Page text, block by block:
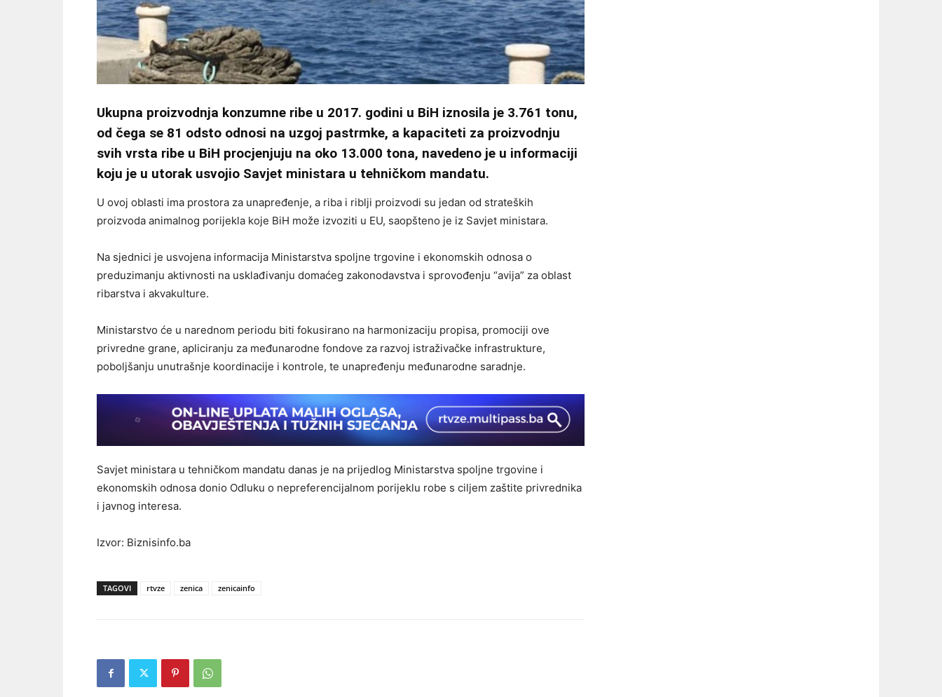
Ukupna proizvodnja konzumne ribe u 2017. godini u BiH iznosila je 3.761 tonu,
od čega se 81 odsto odnosi na uzgoj pastrmke, a kapaciteti za proizvodnju
svih vrsta ribe u BiH procjenjuju na oko 13.000 tona, navedeno je u informaciji
koju je u utorak usvojio Savjet ministara u tehničkom mandatu.
U ovoj oblasti ima prostora za unapređenje, a riba i riblji proizvodi su jedan od strateških
proizvoda animalnog porijekla koje BiH može izvoziti u EU, saopšteno je iz Savjet ministara.
Na sjednici je usvojena informacija Ministarstva spoljne trgovine i ekonomskih odnosa o
preduzimanju aktivnosti na usklađivanju domaćeg zakonodavstva i sprovođenju “avija” za oblast
ribarstva i akvakulture.
Ministarstvo će u narednom periodu biti fokusirano na harmonizaciju propisa, promociji ove
privredne grane, apliciranju za međunarodne fondove za razvoj istraživačke infrastrukture,
poboljšanju unutrašnje koordinacije i kontrole, te unapređenju međunarodne saradnje.
Savjet ministara u tehničkom mandatu danas je na prijedlog Ministarstva spoljne trgovine i
ekonomskih odnosa donio Odluku o nepreferencijalnom porijeklu robe s ciljem zaštite privrednika
i javnog interesa.
Izvor: Biznisinfo.ba
TAGOVI rtvze zenica zenicainfo